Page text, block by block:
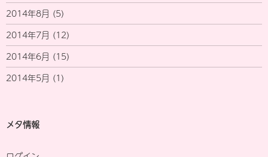
2014年8月 (5)
2014年7月 (12)
2014年6月 (15)
2014年5月 (1)
メタ情報